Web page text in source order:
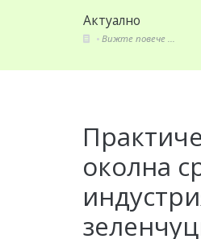
Актуално
Вижте повече ...
околна